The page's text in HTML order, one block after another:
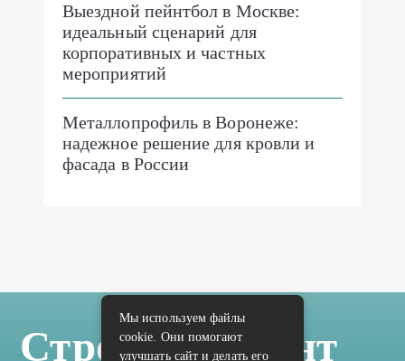
Выездной пейнтбол в Москве:
идеальный сценарий для
корпоративных и частных
мероприятий
Металлопрофиль в Воронеже:
надежное решение для кровли и
фасада в России
Стройка Ремонт
Мы используем файлы
cookie. Они помогают
улучшать сайт и делать его